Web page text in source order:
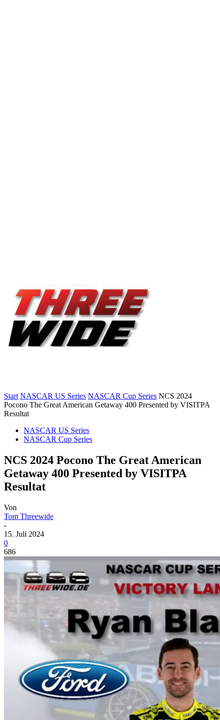
Start NASCAR US Series NASCAR Cup Series NCS 2024
Pocono The Great American Getaway 400 Presented by VISITPA
Resultat
NASCAR US Series
NASCAR Cup Series
NCS 2024 Pocono The Great American
Getaway 400 Presented by VISITPA
Resultat
Von
Tom Threewide
-
15. Juli 2024
0
686